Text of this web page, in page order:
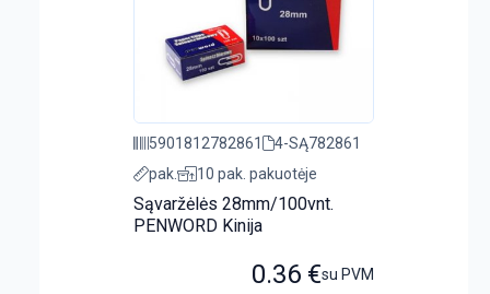
5901812782861
4-SĄ782861
pak.
10 pak. pakuotėje
Sąvaržėlės 28mm/100vnt.
PENWORD Kinija
0.36 €su PVM